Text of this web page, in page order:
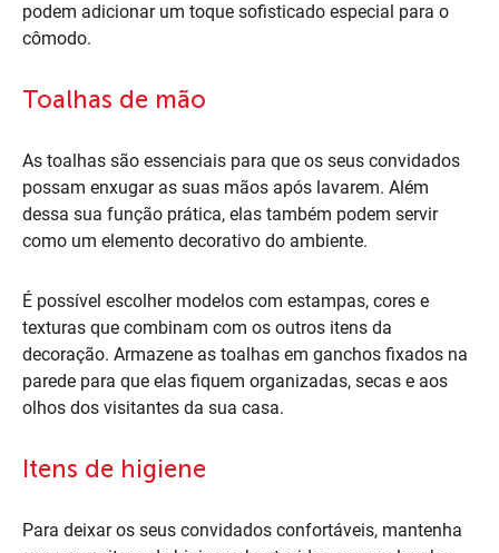
podem adicionar um toque sofisticado especial para o
cômodo.
Toalhas de mão
As toalhas são essenciais para que os seus convidados
possam enxugar as suas mãos após lavarem. Além
dessa sua função prática, elas também podem servir
como um elemento decorativo do ambiente.
É possível escolher modelos com estampas, cores e
texturas que combinam com os outros itens da
decoração. Armazene as toalhas em ganchos fixados na
parede para que elas fiquem organizadas, secas e aos
olhos dos visitantes da sua casa.
Itens de higiene
Para deixar os seus convidados confortáveis, mantenha